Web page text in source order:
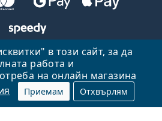
в този сайт, за да
работа и
на онлайн магазина
Приемам Отхвърлям
страница
Нагоре
и се управлява от Lentiamo s.r.o.,
сме за вас в продължение на 18 години.